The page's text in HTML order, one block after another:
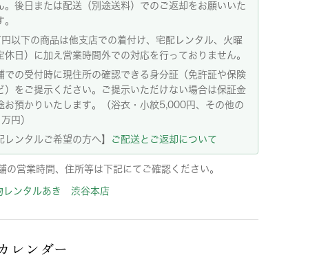
。後日または配送（別途送料）でのご返却をお願いいた
。
以下の商品は他支店での着付け、宅配レンタル、火曜
休日）に加え営業時間外での対応を行っておりません。
での受付時に現住所の確認できる身分証（免許証や保険
）をご提示ください。ご提示いただけない場合は保証金
お預かりいたします。（浴衣・小紋5,000円、その他の
円）
レンタルご希望の方へ】
ご配送とご返却について
の営業時間、住所等は下記にてご確認ください。
レンタルあき 渋谷本店
レンダー